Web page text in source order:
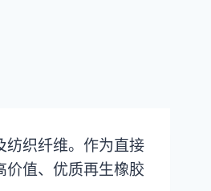
纺织纤维。作为直接
价值、优质再生橡胶